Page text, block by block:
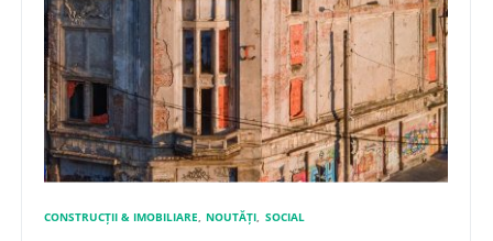
CONSTRUCȚII & IMOBILIARE NOUTĂȚI SOCIAL